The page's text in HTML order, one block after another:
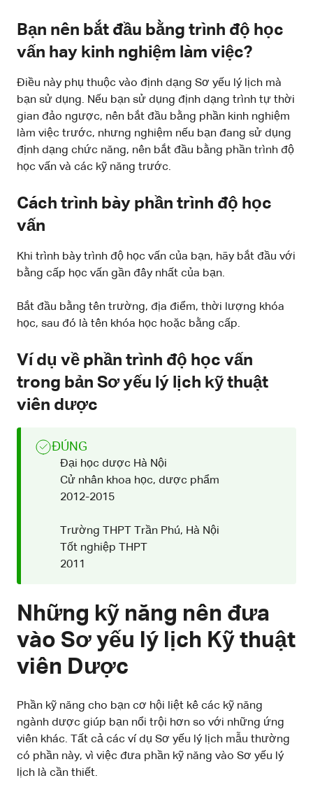
Bạn nên bắt đầu bằng trình độ học
vấn hay kinh nghiệm làm việc?
Điều này phụ thuộc vào định dạng Sơ yếu lý lịch mà
bạn sử dụng. Nếu bạn sử dụng định dạng trình tự thời
gian đảo ngược, nên bắt đầu bằng phần kinh nghiệm
làm việc trước, nhưng nghiệm nếu bạn đang sử dụng
định dạng chức năng, nên bắt đầu bằng phần trình độ
học vấn và các kỹ năng trước.
Cách trình bày phần trình độ học
vấn
Khi trình bày trình độ học vấn của bạn, hãy bắt đầu với
bằng cấp học vấn gần đây nhất của bạn.
Bắt đầu bằng tên trường, địa điểm, thời lượng khóa
học, sau đó là tên khóa học hoặc bằng cấp.
Ví dụ về phần trình độ học vấn
trong bản Sơ yếu lý lịch kỹ thuật
viên dược
ĐÚNG
Đại học dược Hà Nội
Cử nhân khoa học, dược phẩm
2012-2015
Trường THPT Trần Phú, Hà Nội
Tốt nghiệp THPT
2011
Những kỹ năng nên đưa
vào Sơ yếu lý lịch Kỹ thuật
viên Dược
Phần kỹ năng cho bạn cơ hội liệt kê các kỹ năng
ngành dược giúp bạn nổi trội hơn so với những ứng
viên khác. Tất cả các ví dụ Sơ yếu lý lịch mẫu thường
có phần này, vì việc đưa phần kỹ năng vào Sơ yếu lý
lịch là cần thiết.